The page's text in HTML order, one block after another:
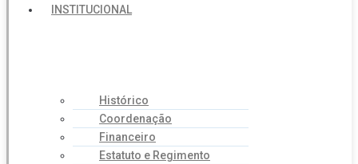
INSTITUCIONAL
Histórico
Coordenação
Financeiro
Estatuto e Regimento